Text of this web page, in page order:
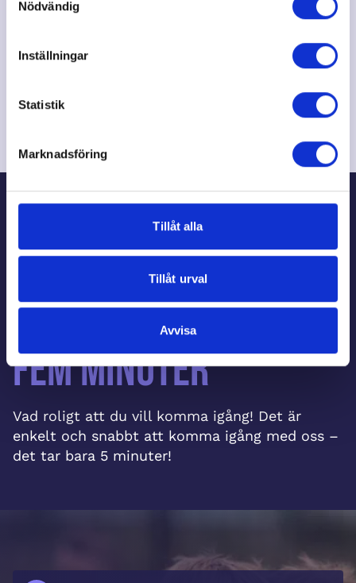
Nödvändig
Inställningar
Statistik
Marknadsföring
Tillåt alla
Tillåt urval
Avvisa
Kom igång på
fem minuter
Vad roligt att du vill komma igång! Det är
enkelt och snabbt att komma igång med oss –
det tar bara 5 minuter!